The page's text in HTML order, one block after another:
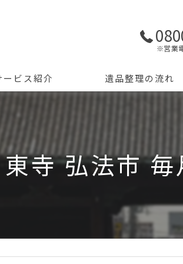
※営業
ービス紹介 遺品整理の流れ
寺 弘法市